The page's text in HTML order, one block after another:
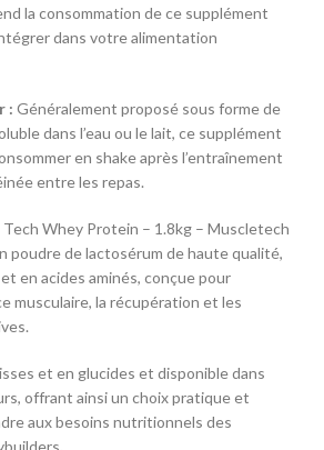
la consommation de ce supplément
dans votre alimentation
: Généralement proposé sous forme de
dans l’eau ou le lait, ce supplément
en shake après l’entraînement
entre les repas.
Tech Whey Protein – 1.8kg – Muscletech
poudre de lactosérum de haute qualité,
en acides aminés, conçue pour
musculaire, la récupération et les
et en glucides et disponible dans
offrant ainsi un choix pratique et
aux besoins nutritionnels des